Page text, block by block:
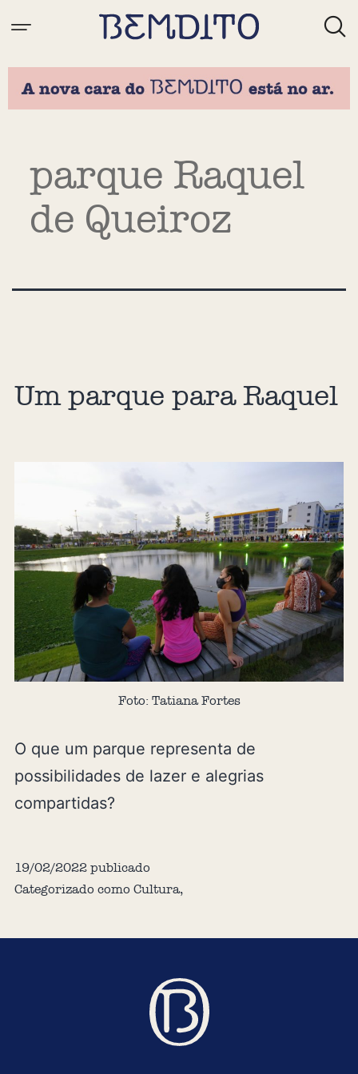
parque Raquel
de Queiroz
Um parque para Raquel
Foto: Tatiana Fortes
O que um parque representa de
possibilidades de lazer e alegrias
compartidas?
19/02/2022publicado
Categorizado como Cultura,